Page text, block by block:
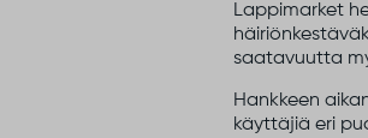
Lappimarket
saatavuutta
Hankkeen
käyttäjiä eri